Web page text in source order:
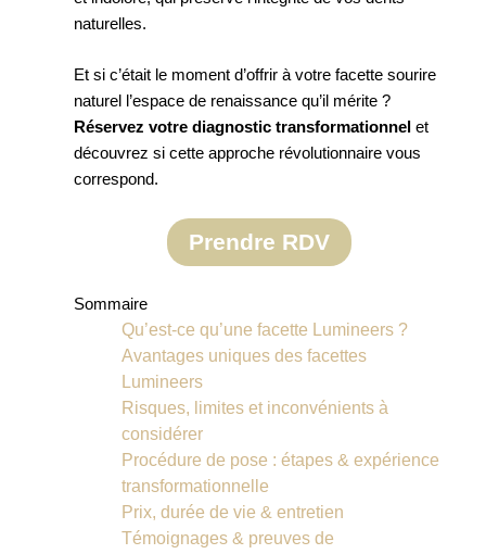
naturelles.
Et si c’était le moment d’offrir à votre facette sourire
naturel l’espace de renaissance qu’il mérite ?
Réservez votre diagnostic transformationnel et
découvrez si cette approche révolutionnaire vous
correspond.
Prendre RDV
Sommaire
Qu’est-ce qu’une facette Lumineers ?
Avantages uniques des facettes
Lumineers
Risques, limites et inconvénients à
considérer
Procédure de pose : étapes & expérience
transformationnelle
Prix, durée de vie & entretien
Témoignages & preuves de